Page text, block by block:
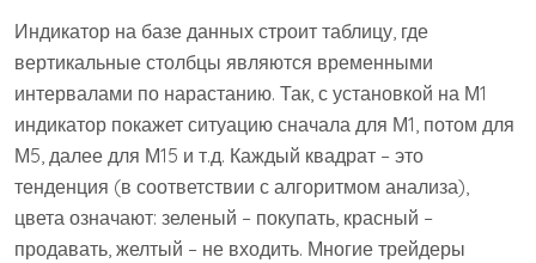
Индикатор на базе данных строит таблицу, где
вертикальные столбцы являются временными
интервалами по нарастанию. Так, с установкой на М1
индикатор покажет ситуацию сначала для М1, потом для
М5, далее для М15 и т.д. Каждый квадрат – это
тенденция (в соответствии с алгоритмом анализа),
цвета означают: зеленый – покупать, красный –
продавать, желтый – не входить. Многие трейдеры